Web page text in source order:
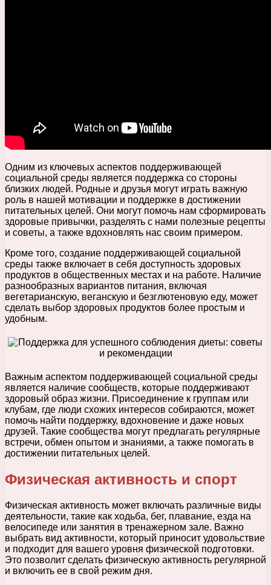
Одним из ключевых аспектов поддерживающей
социальной среды является поддержка со стороны
близких людей. Родные и друзья могут играть важную
роль в нашей мотивации и поддержке в достижении
питательных целей. Они могут помочь нам сформировать
здоровые привычки, разделять с нами полезные рецепты
и советы, а также вдохновлять нас своим примером.
Кроме того, создание поддерживающей социальной
среды также включает в себя доступность здоровых
продуктов в общественных местах и на работе. Наличие
разнообразных вариантов питания, включая
вегетарианскую, веганскую и безглютеновую еду, может
сделать выбор здоровых продуктов более простым и
удобным.
Важным аспектом поддерживающей социальной среды
является наличие сообществ, которые поддерживают
здоровый образ жизни. Присоединение к группам или
клубам, где люди схожих интересов собираются, может
помочь найти поддержку, вдохновение и даже новых
друзей. Такие сообщества могут предлагать регулярные
встречи, обмен опытом и знаниями, а также помогать в
достижении питательных целей.
Физическая активность и спорт
Физическая активность может включать различные виды
деятельности, такие как ходьба, бег, плавание, езда на
велосипеде или занятия в тренажерном зале. Важно
выбрать вид активности, который приносит удовольствие
и подходит для вашего уровня физической подготовки.
Это позволит сделать физическую активность регулярной
и включить ее в свой режим дня.